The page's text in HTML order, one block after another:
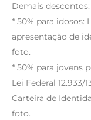
Demais descontos:
* 50% para idosos:
apresentação de
foto.
* 50% para jovens
Lei Federal
Carteira de
foto.